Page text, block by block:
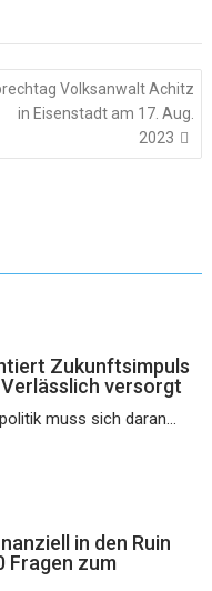
Volksanwalt Achitz
in Eisenstadt am 17. Aug.
2023
Zukunftsimpuls
versorgt
muss sich daran...
in den Ruin
Fragen zum